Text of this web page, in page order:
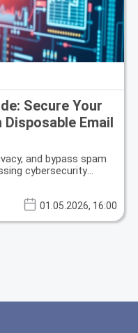
Secure Your
Email
and bypass spam
cybersecurity
01.05.2026, 16:00